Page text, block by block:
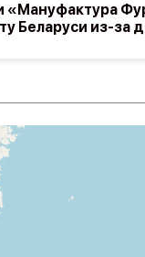
«Мануфактура
Беларуси из-за